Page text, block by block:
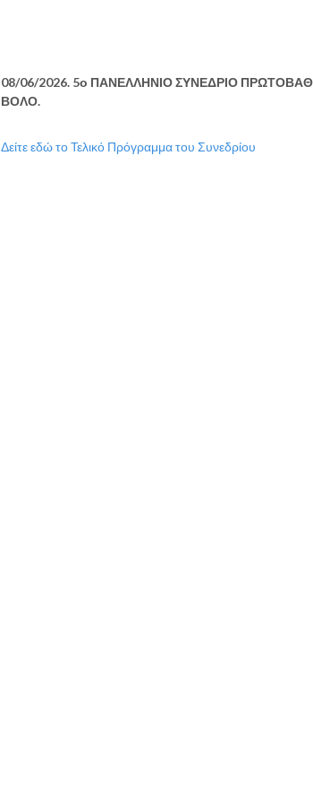
08/06/2026. 5ο ΠΑΝΕΛΛΗΝΙΟ ΣΥΝΕΔΡΙΟ
ΒΟΛΟ.
Δείτε εδώ το Τελικό Πρόγραμμα του Συνεδρίου